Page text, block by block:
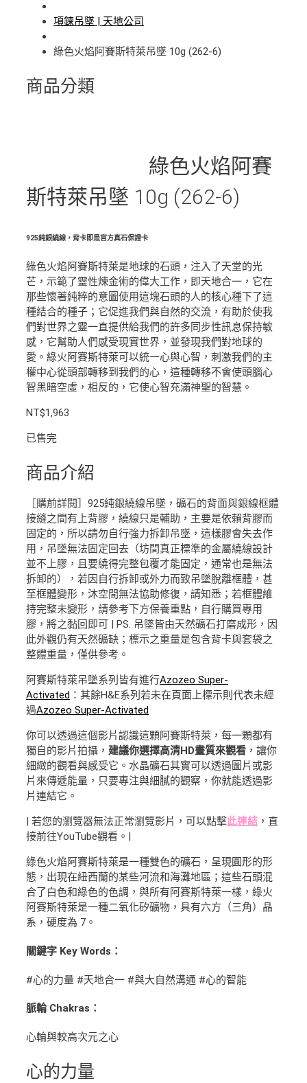
項鍊吊墜 | 天地公司
綠色火焰阿賽斯特萊吊墜 10g (262-6)
商品分類
綠色火焰阿賽
斯特萊吊墜 10g (262-6)
925純銀繞線，背卡即是官方真石保證卡
綠色火焰阿賽斯特萊是地球的石頭，注入了天堂的光
芒，示範了靈性煉金術的偉大工作，即天地合一，它在
那些懷著純粹的意圖使用這塊石頭的人的核心種下了這
種結合的種子；它促進我們與自然的交流，有助於使我
們對世界之靈一直提供給我們的許多同步性訊息保持敏
感，它幫助人們感受現實世界，並發現我們對地球的
愛。綠火阿賽斯特萊可以統一心與心智，刺激我們的主
權中心從頭部轉移到我們的心，這種轉移不會使頭腦心
智黑暗空虛，相反的，它使心智充滿神聖的智慧。
NT$1,963
已售完
商品介紹
［購前詳閱］925純銀繞線吊墜，礦石的背面與銀線框體
接縫之間有上背膠，繞線只是輔助，主要是依賴背膠而
固定的，所以請勿自行強力拆卸吊墜，這樣膠會失去作
用，吊墜無法固定回去（坊間真正標準的金屬繞線設計
並不上膠，且要繞得完整包覆才能固定，通常也是無法
拆卸的），若因自行拆卸或外力而致吊墜脫離框體，甚
至框體變形，沐空間無法協助修復，請知悉；若框體維
持完整未變形，請參考下方保養重點，自行購買專用
膠，將之黏回即可 | PS. 吊墜皆由天然礦石打磨成形，因
此外觀仍有天然礦缺；標示之重量是包含背卡與套袋之
整體重量，僅供參考。
阿賽斯特萊吊墜系列皆有進行Azozeo Super-
Activated ：其餘H&E系列若未在頁面上標示則代表未經
過Azozeo Super-Activated
你可以透過這個影片認識這顆阿賽斯特萊，每一顆都有
獨自的影片拍攝， 建議你選擇高清HD畫質來觀看 ，讓你
細緻的觀看與感受它。水晶礦石其實可以透過圖片或影
片來傳遞能量，只要專注與細膩的觀察，你就能透過影
片連結它。
| 若您的瀏覽器無法正常瀏覽影片，可以點擊此連結 ，直
接前往YouTube觀看。|
綠色火焰阿賽斯特萊是一種雙色的礦石，呈現圓形的形
態，出現在紐西蘭的某些河流和海灘地區；這些石頭混
合了白色和綠色的色調，與所有阿賽斯特萊一樣，綠火
阿賽斯特萊是一種二氧化矽礦物，具有六方（三角）晶
系，硬度為 7。
關鍵字 Key Words：
#心的力量 #天地合一 #與大自然溝通 #心的智能
脈輪 Chakras：
心輪與較高次元之心
心的力量